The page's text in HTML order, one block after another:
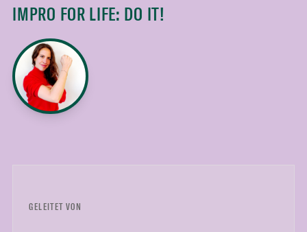
IMPRO FOR LIFE: DO IT!
GELEITET VON